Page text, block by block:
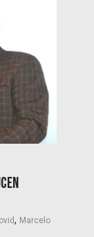
, Marcelo